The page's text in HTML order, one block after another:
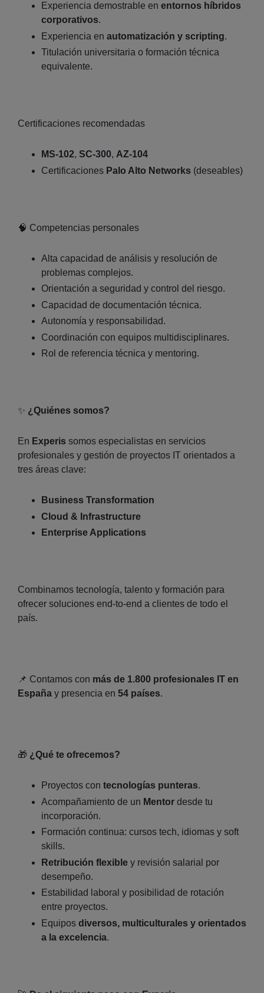
Experiencia demostrable en entornos híbridos
corporativos.
Experiencia en automatización y scripting.
Titulación universitaria o formación técnica
equivalente.
Certificaciones recomendadas
MS‑102, SC‑300, AZ‑104
Certificaciones Palo Alto Networks (deseables)
🧠 Competencias personales
Alta capacidad de análisis y resolución de
problemas complejos.
Orientación a seguridad y control del riesgo.
Capacidad de documentación técnica.
Autonomía y responsabilidad.
Coordinación con equipos multidisciplinares.
Rol de referencia técnica y mentoring.
✨ ¿Quiénes somos?
En Experis somos especialistas en servicios
profesionales y gestión de proyectos IT orientados a
tres áreas clave:
Business Transformation
Cloud & Infrastructure
Enterprise Applications
Combinamos tecnología, talento y formación para
ofrecer soluciones end‑to‑end a clientes de todo el
país.
📌 Contamos con más de 1.800 profesionales IT en
España y presencia en 54 países.
🎁 ¿Qué te ofrecemos?
Proyectos con tecnologías punteras.
Acompañamiento de un Mentor desde tu
incorporación.
Formación continua: cursos tech, idiomas y soft
skills.
Retribución flexible y revisión salarial por
desempeño.
Estabilidad laboral y posibilidad de rotación
entre proyectos.
Equipos diversos, multiculturales y orientados
a la excelencia.